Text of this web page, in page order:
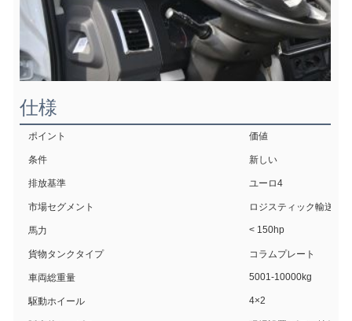
仕様
ポイント 価値
条件 新しい
排放基準 ユーロ4
市場セグメント ロジスティック輸送
馬力 < 150hp
貨物タンクタイプ コラムプレート
車両総重量 5001-10000kg
駆動ホイール 4×2